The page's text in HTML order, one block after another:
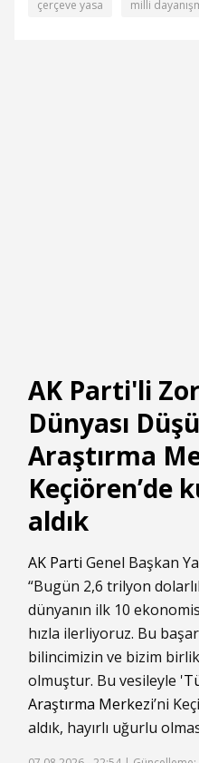
çerçeve yasa milli
AK Parti'li
Dünyası
Araştırma
Keçiören’de
aldık
AK Parti Genel Başkan
“Bugün 2,6 trilyon
dünyanın ilk 10
hızla ilerliyoruz. Bu
bilincimizin ve bizim
olmuştur. Bu vesileyle '
Araştırma Merkezi’ni
aldık, hayırlı uğurlu